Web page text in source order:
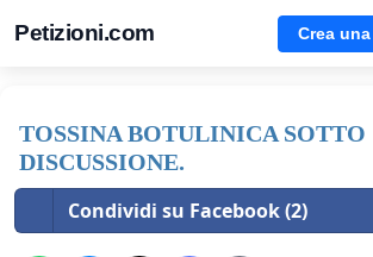
Petizioni.com Crea
TOSSINA BOTULINICA SOTTO
DISCUSSIONE.
Condividi su Facebook (2)